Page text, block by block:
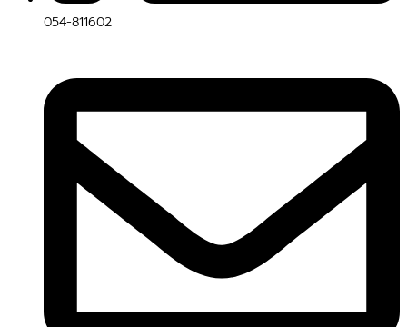
054-811602